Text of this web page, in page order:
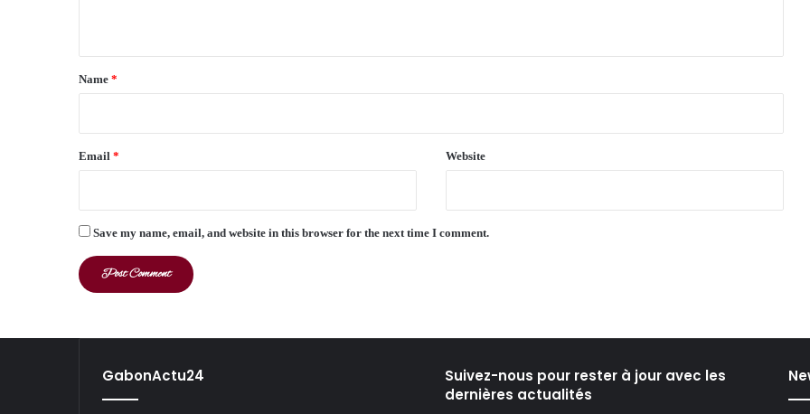
*
Name *
Email * Website
Save my name, email, and website in this browser for the next time I comment.
GabonActu24
Suivez-nous pour rester à jour avec les
dernières actualités